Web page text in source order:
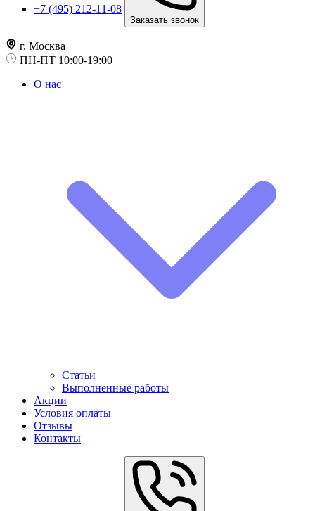
+7 (495) 212-11-08
Заказать звонок
г. Москва
ПН-ПТ 10:00-19:00
О нас
Статьи
Выполненные работы
Акции
Условия оплаты
Отзывы
Контакты